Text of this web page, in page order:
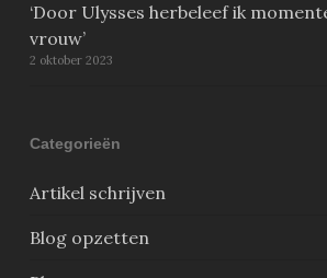
‘Door Ulysses herbeleef ik
vrouw’
2 oktober 2023
Categorieën
Artikel schrijven
Blog opzetten